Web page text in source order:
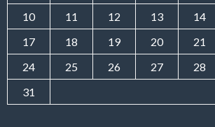
10
11 12 13 14
17
18 19 20 21
24
25 26 27 28
31